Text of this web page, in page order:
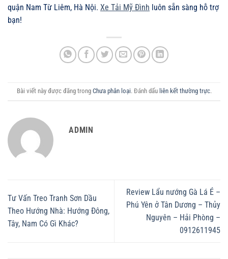
quận Nam Từ Liêm, Hà Nội. Xe Tải Mỹ Đình luôn sẵn sàng hỗ trợ
bạn!
Bài viết này được đăng trong Chưa phân loại. Đánh dấu liên kết thường trực.
ADMIN
Tư Vấn Treo Tranh Sơn Dầu
Theo Hướng Nhà: Hướng Đông,
Tây, Nam Có Gì Khác?
Review Lẩu nướng Gà Lá É –
Phú Yên ở Tân Dương – Thủy
Nguyên – Hải Phòng –
0912611945